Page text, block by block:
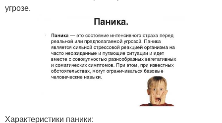
угрозе.
Характеристики паники: